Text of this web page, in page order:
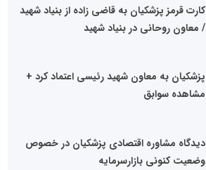
کارت قرمز پزشکیان به قاضی زاده از بنیاد شهید
/ معاون روحانی در بنیاد شهید
پزشکیان به معاون شهید رئیسی اعتماد کرد +
مشاهده سوابق
دیدگاه مشاوره اقتصادی پزشکیان در خصوص
وضعیت کنونی بازارسرمایه